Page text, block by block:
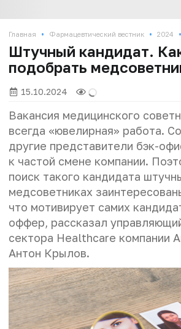
Главная • Фармацевтический вестник • 2024 •
Штучный кандидат.
подобрать
15.10.2024
Вакансия медицинского
всегда «ювелирная» работа.
другие представители бэк-
к частой смене компании.
поиск такого кандидата
медсоветниках
что мотивирует самих
оффер, рассказал
сектора Healthcare компании
Антон Крылов.